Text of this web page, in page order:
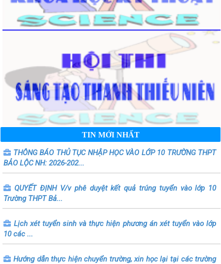
TIN MỚI NHẤT
THÔNG BÁO THỦ TỤC NHẬP HỌC VÀO LỚP 10 TRƯỜNG THPT
BẢO LỘC NH: 2026-202...
QUYẾT ĐỊNH V/v phê duyệt kết quả trúng tuyển vào lớp 10
Trường THPT Bả...
Lịch xét tuyển sinh và thực hiện phương án xét tuyển vào lớp
10 các ...
Hướng dẫn thực hiện chuyển trường, xin học lại tại các trường